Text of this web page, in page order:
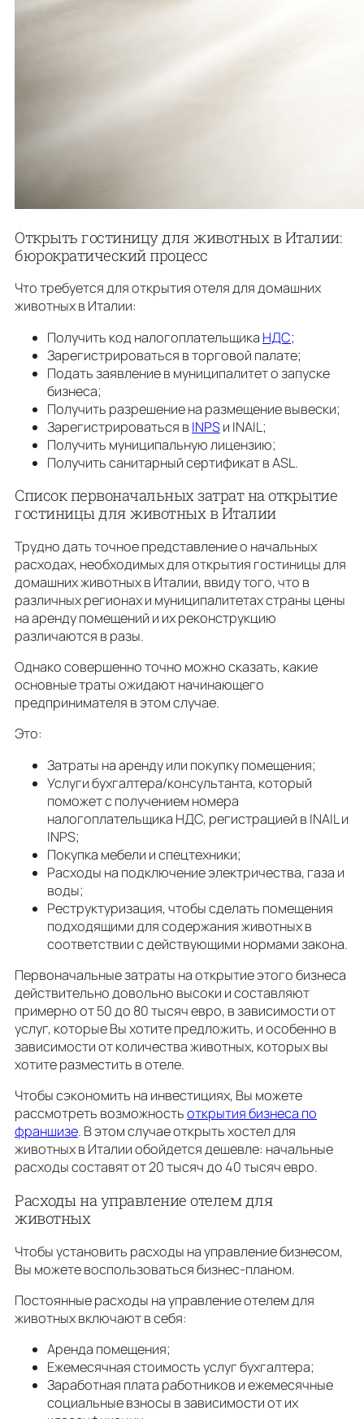
Открыть гостиницу для животных в Италии:
бюрократический процесс
Что требуется для открытия отеля для домашних
животных в Италии:
Получить код налогоплательщика НДС;
Зарегистрироваться в торговой палате;
Подать заявление в муниципалитет о запуске
бизнеса;
Получить разрешение на размещение вывески;
Зарегистрироваться в INPSи INAIL;
Получить муниципальную лицензию;
Получить санитарный сертификат в ASL.
Список первоначальных затрат на открытие
гостиницы для животных в Италии
Трудно дать точное представление о начальных
расходах, необходимых для открытия гостиницы для
домашних животных в Италии, ввиду того, что в
различных регионах и муниципалитетах страны цены
на аренду помещений и их реконструкцию
различаются в разы.
Однако совершенно точно можно сказать, какие
основные траты ожидают начинающего
предпринимателя в этом случае.
Это:
Затраты на аренду или покупку помещения;
Услуги бухгалтера/консультанта, который
поможет с получением номера
налогоплательщика НДС, регистрацией в INAIL и
INPS;
Покупка мебели и спецтехники;
Расходы на подключение электричества, газа и
воды;
Реструктуризация, чтобы сделать помещения
подходящими для содержания животных в
соответствии с действующими нормами закона.
Первоначальные затраты на открытие этого бизнеса
действительно довольнo высоки и составляют
примерно от 50 до 80 тысяч евро, в зависимости от
услуг, которые Вы хотите предложить, и особенно в
зависимости от количества животных, которых вы
хотите разместить в отеле.
Чтобы сэкономить на инвестициях, Вы можете
рассмотреть возможностьоткрытия бизнеса по
франшизе. В этом случае открыть хостел для
животных в Италии обойдется дешевле: начальные
расходы составят от 20 тысяч до 40 тысяч евро.
Расходы на управление отелем для
животных
Чтобы установить расходы на управление бизнесом,
Вы можете воспользоваться бизнес-планом.
Постоянные расходы на управление отелем для
животных включают в себя:
Аренда помещения;
Ежемесячная стоимость услуг бухгалтера;
Заработная плата работников и ежемесячные
социальные взносы в зависимости от их